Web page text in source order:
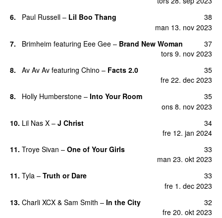
6.
Paul Russell – Lil Boo Thang
man 13. nov 2023
38
7. Brimheim featuring Eee Gee – Brand New Woman
tors 9. nov 2023
37
8. Av Av Av featuring Chino – Facts 2.0
fre 22. dec 2023
35
8. Holly Humberstone – Into Your Room
ons 8. nov 2023
35
10. Lil Nas X – J Christ
fre 12. jan 2024
34
11. Troye Sivan – One of Your Girls
man 23. okt 2023
33
11. Tyla – Truth or Dare
fre 1. dec 2023
33
13. Charli XCX & Sam Smith – In the City
fre 20. okt 2023
32